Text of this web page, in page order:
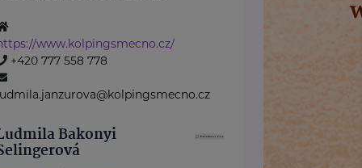
www.kolpingsmecno.cz/
+420 777 558 778
Bakonyi